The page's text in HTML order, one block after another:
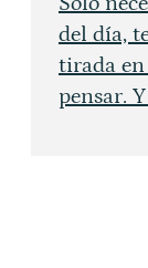
del día,
tirada
pensar.